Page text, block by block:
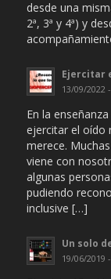
desde una
2ª, 3ª y 4ª) y
Ejercitar
13/09/2022
En la
ejercitar el oído
merece.
viene con
algunas
pudiendo
inclusive […]
Un solo
19/06/2019